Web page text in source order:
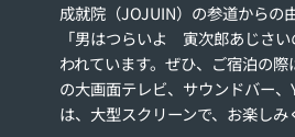
成就院（JOJUIN）の参道からの
「男はつらいよ 寅次郎あじさ
われています。ぜひ、ご宿泊の
の大画面テレビ、サウンドバー
は、大型スクリーンで、お楽しみ